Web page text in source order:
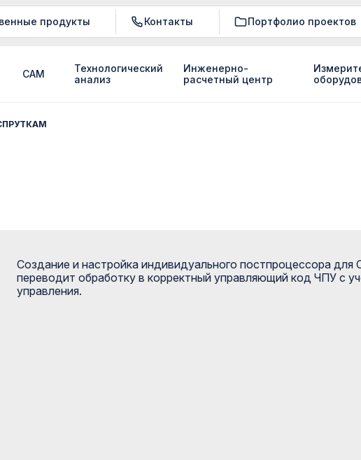
продукты Контакты Портфолио проектов
CAM
Технологический
анализ
Инженерно-
расчетный центр
Создание и настройка индивидуального постпроцессора
переводит обработку в корректный управляющий код ЧПУ с
управления.